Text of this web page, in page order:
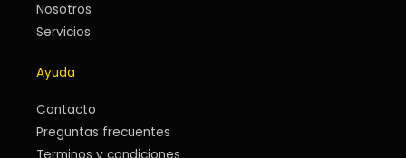
Nosotros
Servicios
Ayuda
Contacto
Preguntas frecuentes